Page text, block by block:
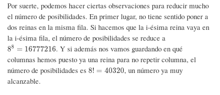
Por suerte, podemos hacer ciertas observaciones para reducir mucho
el número de posibilidades. En primer lugar, no tiene sentido poner a
dos reinas en la misma fila. Si hacemos que la i-ésima reina vaya en
la i-ésima fila, el número de posibilidades se reduce a
88 = 16777216
88 =16777216
. Y si además nos vamos guardando en qué
columnas hemos puesto ya una reina para no repetir columna, el
número de posibilidades es 8! = 40320
8! =40320
, un número ya muy
alcanzable.